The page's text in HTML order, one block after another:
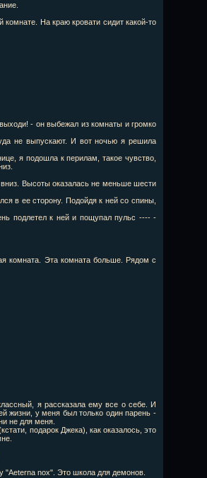
На краю кровати сидит какой-то
- он выбежал из комнаты и громко
не выпускают. И вот ночью я решила
я подошла к перилам, такое чувство,
Высоты оказалась не меньше шести
в ее сторону. Подойдя к ней со спины,
подлетел к ней и пощупал пульс ---- -
комната. Эта комната больше. Рядом с
я рассказала ему все о себе. И
жизни, у меня был только один парень -
не для меня.
подарок Джека), как оказалось, это
"Aeterna nox". Это школа для демонов.